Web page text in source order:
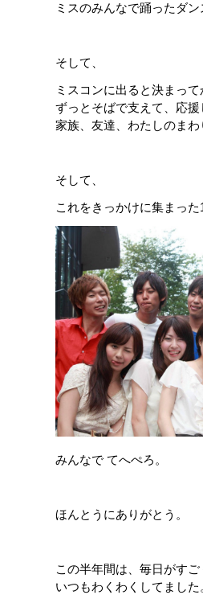
ミスのみんなで踊ったダン
そして、
ミスコンに出ると決まって
ずっとそばで支えて、応
家族、友達、わたしのま
そして、
これをきっかけに集まっ
みんなで てへぺろ。
ほんとうにありがとう。
この半年間は、毎日がす
いつもわくわくしてました